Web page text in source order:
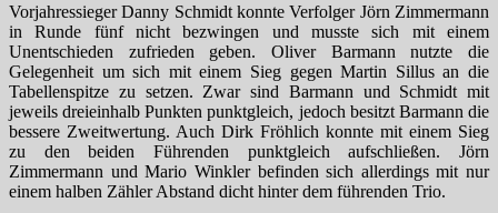
Vorjahressieger Danny Schmidt konnte Verfolger Jörn Zimmermann
in Runde fünf nicht bezwingen und musste sich mit einem
Unentschieden zufrieden geben. Oliver Barmann nutzte die
Gelegenheit um sich mit einem Sieg gegen Martin Sillus an die
Tabellenspitze zu setzen. Zwar sind Barmann und Schmidt mit
jeweils dreieinhalb Punkten punktgleich, jedoch besitzt Barmann die
bessere Zweitwertung. Auch Dirk Fröhlich konnte mit einem Sieg
zu den beiden Führenden punktgleich aufschließen. Jörn
Zimmermann und Mario Winkler befinden sich allerdings mit nur
einem halben Zähler Abstand dicht hinter dem führenden Trio.